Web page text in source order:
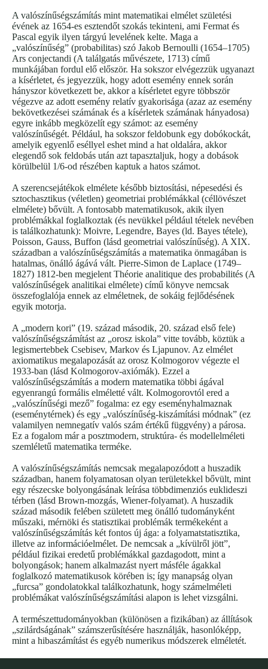
A valószínűségszámítás mint matematikai elmélet születési
évének az 1654-es esztendőt szokás tekinteni, ami Fermat és
Pascal egyik ilyen tárgyú levelének kelte. Maga a
„valószínűség” (probabilitas) szó Jakob Bernoulli (1654–1705)
Ars conjectandi (A találgatás művészete, 1713) című
munkájában fordul elő először. Ha sokszor elvégezzük ugyanazt
a kísérletet, és jegyezzük, hogy adott esemény ennek során
hányszor következett be, akkor a kísérletet egyre többször
végezve az adott esemény relatív gyakorisága (azaz az esemény
bekövetkezései számának és a kísérletek számának hányadosa)
egyre inkább megközelít egy számot: az esemény
valószínűségét. Például, ha sokszor feldobunk egy dobókockát,
amelyik egyenlő eséllyel eshet mind a hat oldalára, akkor
elegendő sok feldobás után azt tapasztaljuk, hogy a dobások
körülbelül 1/6-od részében kaptuk a hatos számot.
A szerencsejátékok elmélete később biztosítási, népesedési és
sztochasztikus (véletlen) geometriai problémákkal (céllövészet
elmélete) bővült. A fontosabb matematikusok, akik ilyen
problémákkal foglalkoztak (és nevükkel például tételek nevében
is találkozhatunk): Moivre, Legendre, Bayes (ld. Bayes tétele),
Poisson, Gauss, Buffon (lásd geometriai valószínűség). A XIX.
században a valószínűségszámítás a matematika önmagában is
hatalmas, önálló ágává vált. Pierre-Simon de Laplace (1749–
1827) 1812-ben megjelent Théorie analitique des probabilités (A
valószínűségek analitikai elmélete) című könyve nemcsak
összefoglalója ennek az elméletnek, de sokáig fejlődésének
egyik motorja.
A „modern kori” (19. század második, 20. század első fele)
valószínűségszámítást az „orosz iskola” vitte tovább, köztük a
legismertebbek Csebisev, Markov és Ljapunov. Az elmélet
axiomatikus megalapozását az orosz Kolmogorov végezte el
1933-ban (lásd Kolmogorov-axiómák). Ezzel a
valószínűségszámítás a modern matematika többi ágával
egyenrangú formális elméletté vált. Kolmogorovtól ered a
„valószínűségi mező” fogalma: ez egy eseményhalmaznak
(eseménytérnek) és egy „valószínűség-kiszámítási módnak” (ez
valamilyen nemnegatív valós szám értékű függvény) a párosa.
Ez a fogalom már a posztmodern, struktúra- és modellelméleti
szemléletű matematika terméke.
A valószínűségszámítás nemcsak megalapozódott a huszadik
században, hanem folyamatosan olyan területekkel bővült, mint
egy részecske bolyongásának leírása többdimenziós euklideszi
térben (lásd Brown-mozgás, Wiener-folyamat). A huszadik
század második felében született meg önálló tudományként
műszaki, mérnöki és statisztikai problémák termékeként a
valószínűségszámítás két fontos új ága: a folyamatstatisztika,
illetve az információelmélet. De nemcsak a „kívülről jött”,
például fizikai eredetű problémákkal gazdagodott, mint a
bolyongások; hanem alkalmazást nyert másféle ágakkal
foglalkozó matematikusok körében is; így manapság olyan
„furcsa” gondolatokkal találkozhatunk, hogy számelméleti
problémákat valószínűségszámítási alapon is lehet vizsgálni.
A természettudományokban (különösen a fizikában) az állítások
„szilárdságának” számszerűsítésére használják, hasonlóképp,
mint a hibaszámítást és egyéb numerikus módszerek elméletét.